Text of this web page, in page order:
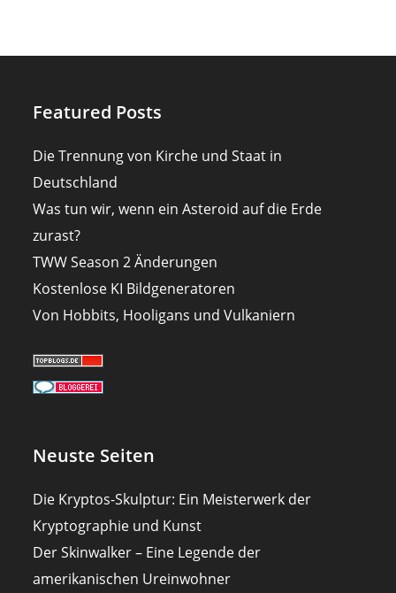
Featured Posts
Die Trennung von Kirche und Staat in
Deutschland
Was tun wir, wenn ein Asteroid auf die Erde
zurast?
TWW Season 2 Änderungen
Kostenlose KI Bildgeneratoren
Von Hobbits, Hooligans und Vulkaniern
Neuste Seiten
Die Kryptos-Skulptur: Ein Meisterwerk der
Kryptographie und Kunst
Der Skinwalker – Eine Legende der
amerikanischen Ureinwohner